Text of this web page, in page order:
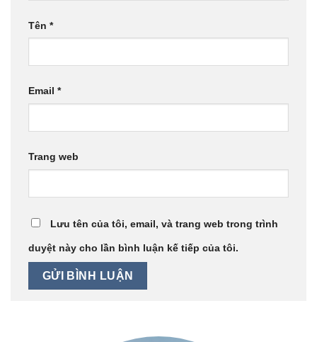
Tên *
Email *
Trang web
Lưu tên của tôi, email, và trang web trong trình
duyệt này cho lần bình luận kế tiếp của tôi.